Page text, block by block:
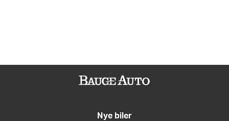
Nye biler